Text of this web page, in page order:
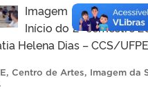
Imagem da Semana
Início do 2º semestre
Helena Dias – CCS/
, Centro de Artes, Imagem da
.